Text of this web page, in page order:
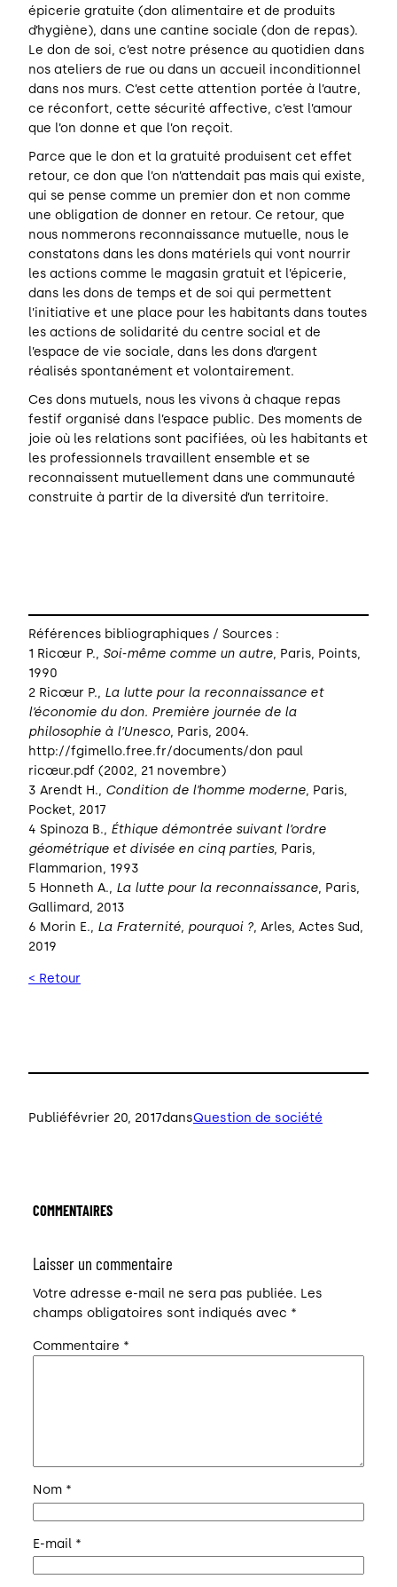
épicerie gratuite (don alimentaire et de produits
d’hygiène), dans une cantine sociale (don de repas).
Le don de soi, c’est notre présence au quotidien dans
nos ateliers de rue ou dans un accueil inconditionnel
dans nos murs. C’est cette attention portée à l’autre,
ce réconfort, cette sécurité affective, c’est l’amour
que l’on donne et que l’on reçoit.
Parce que le don et la gratuité produisent cet effet
retour, ce don que l’on n’attendait pas mais qui existe,
qui se pense comme un premier don et non comme
une obligation de donner en retour. Ce retour, que
nous nommerons reconnaissance mutuelle, nous le
constatons dans les dons matériels qui vont nourrir
les actions comme le magasin gratuit et l’épicerie,
dans les dons de temps et de soi qui permettent
l’initiative et une place pour les habitants dans toutes
les actions de solidarité du centre social et de
l’espace de vie sociale, dans les dons d’argent
réalisés spontanément et volontairement.
Ces dons mutuels, nous les vivons à chaque repas
festif organisé dans l’espace public. Des moments de
joie où les relations sont pacifiées, où les habitants et
les professionnels travaillent ensemble et se
reconnaissent mutuellement dans une communauté
construite à partir de la diversité d’un territoire.
Références bibliographiques / Sources :
1 Ricœur P., Soi-même comme un autre, Paris, Points,
1990
2 Ricœur P., La lutte pour la reconnaissance et
l’économie du don. Première journée de la
philosophie à l’Unesco, Paris, 2004.
http://fgimello.free.fr/documents/don paul
ricœur.pdf (2002, 21 novembre)
3 Arendt H., Condition de l’homme moderne, Paris,
Pocket, 2017
4 Spinoza B., Éthique démontrée suivant l’ordre
géométrique et divisée en cinq parties, Paris,
Flammarion, 1993
5 Honneth A., La lutte pour la reconnaissance, Paris,
Gallimard, 2013
6 Morin E., La Fraternité, pourquoi ?, Arles, Actes Sud,
2019
< Retour
Publiéfévrier 20, 2017dansQuestion de société
COMMENTAIRES
Laisser un commentaire
Votre adresse e-mail ne sera pas publiée. Les
champs obligatoires sont indiqués avec *
Commentaire *
Nom *
E-mail *